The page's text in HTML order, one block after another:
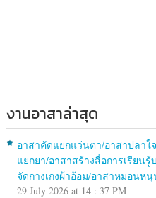
งานอาสาล่าสุด
อาสาคัดแยกแว่นตา/อาสาปลา
แยกยา/อาสาสร้างสื่อการเรียน
จัดกางเกงผ้าอ้อม/อาสาหมอนหนุ
29 July 2026 at 14 : 37 PM